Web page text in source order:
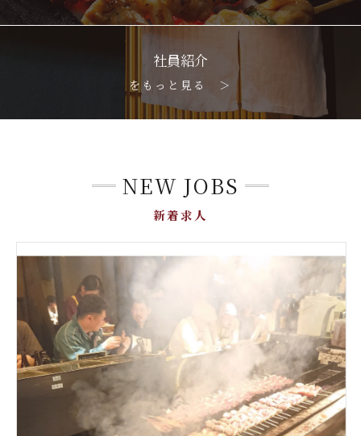
社員紹介
をもっと見る ＞
新着求人
NEW JOBS